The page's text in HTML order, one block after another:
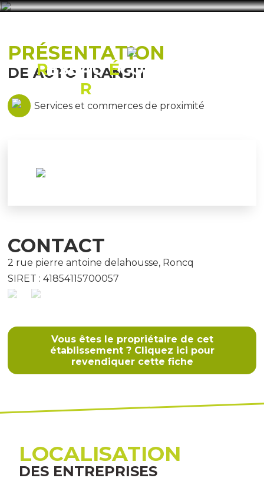
R ÉSEAUÉCONOMIQUE
R
Vous êtes le propriétaire de cet
établissement ? Cliquez ici pour
revendiquer cette fiche
PRÉSENTATION
DE AUTO TRANSIT
Services et commerces de proximité
CONTACT
2 rue pierre antoine delahousse, Roncq
SIRET : 41854115700057
LOCALISATION
DES ENTREPRISES